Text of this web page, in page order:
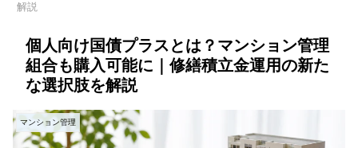
解説
個人向け国債プラスとは？マンション管理
組合も購入可能に｜修繕積立金運用の新た
な選択肢を解説
マンション管理